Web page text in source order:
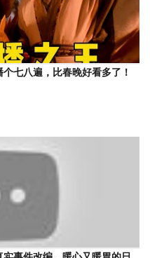
七八遍，比春晚好看多了！